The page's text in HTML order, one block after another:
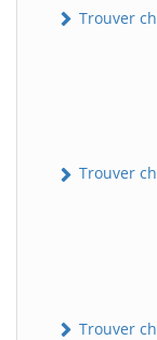
Trouver
Trouver
Trouver